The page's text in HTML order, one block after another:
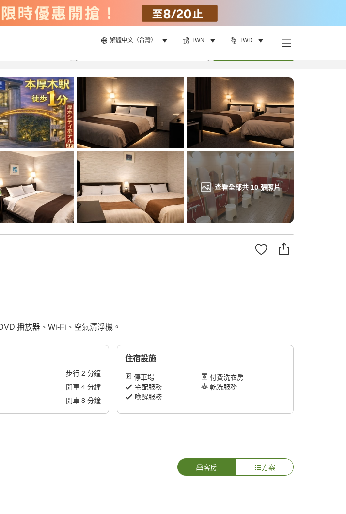
繁體中文（台灣） TWN TWD
查看全部共 10張照片
播放器、Wi-Fi、空氣清淨機。
步行 2 分鐘
開車 4分鐘
開車 8 分鐘
住宿設施
停車場
付費洗衣房
宅配服務
乾洗服務
喚醒服務
客房 方案